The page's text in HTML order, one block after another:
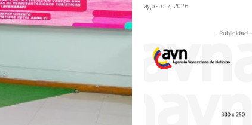
agosto 7, 2026
- Publicidad -